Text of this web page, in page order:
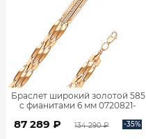
Браслет широкий золотой 585
с фианитами 6 мм 0720821-
87 289 ₽ 134 290 ₽ -35%